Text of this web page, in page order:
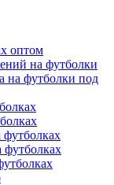
оптом
на футболки
на футболки под
футболках
футболках